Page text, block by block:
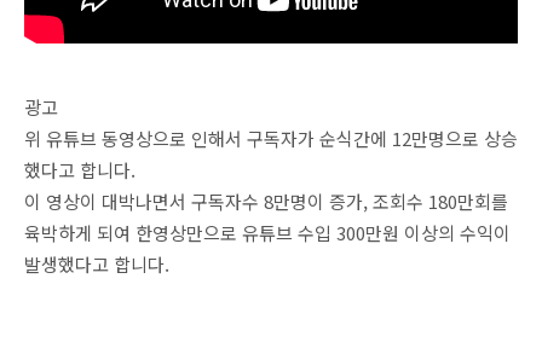
광고
위 유튜브 동영상으로 인해서 구독자가 순식간에 12만명으로 상승
했다고 합니다.
이 영상이 대박나면서 구독자수 8만명이 증가, 조회수 180만회를
육박하게 되여 한영상만으로 유튜브 수입 300만원 이상의 수익이
발생했다고 합니다.